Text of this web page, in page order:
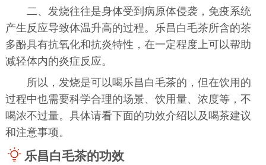
二、发烧往往是身体受到病原体侵袭，免疫系统
产生反应导致体温升高的过程。乐昌白毛茶所含的茶
多酚具有抗氧化和抗炎特性，在一定程度上可以帮助
减轻体内的炎症反应。
所以，发烧是可以喝乐昌白毛茶的，但在饮用的
过程中也需要科学合理的场景、饮用量、浓度等，不
喝浓不过量。具体请看下面的功效介绍以及喝茶建议
和注意事项。
乐昌白毛茶的功效